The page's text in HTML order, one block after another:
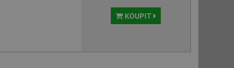
KOUPIT